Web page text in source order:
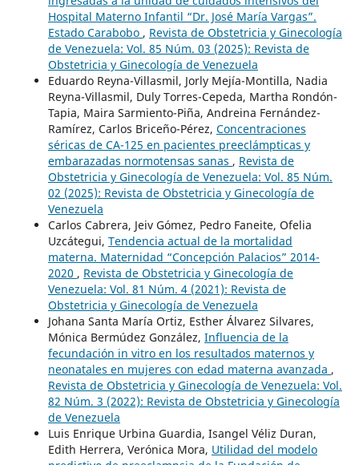
Hospital Materno Infantil “Dr. José María Vargas”.
Estado Carabobo , Revista de Obstetricia y Ginecología
de Venezuela: Vol. 85 Núm. 03 (2025): Revista de
Obstetricia y Ginecología de Venezuela
Eduardo Reyna-Villasmil, Jorly Mejía-Montilla, Nadia
Reyna-Villasmil, Duly Torres-Cepeda, Martha Rondón-
Tapia, Maira Sarmiento-Piña, Andreina Fernández-
Ramírez, Carlos Briceño-Pérez, Concentraciones
séricas de CA-125 en pacientes preeclámpticas y
embarazadas normotensas sanas , Revista de
Obstetricia y Ginecología de Venezuela: Vol. 85 Núm.
02 (2025): Revista de Obstetricia y Ginecología de
Venezuela
Carlos Cabrera, Jeiv Gómez, Pedro Faneite, Ofelia
Uzcátegui, Tendencia actual de la mortalidad
materna. Maternidad “Concepción Palacios” 2014-
2020 , Revista de Obstetricia y Ginecología de
Venezuela: Vol. 81 Núm. 4 (2021): Revista de
Obstetricia y Ginecología de Venezuela
Johana Santa María Ortiz, Esther Álvarez Silvares,
Mónica Bermúdez González, Influencia de la
fecundación in vitro en los resultados maternos y
neonatales en mujeres con edad materna avanzada ,
Revista de Obstetricia y Ginecología de Venezuela: Vol.
82 Núm. 3 (2022): Revista de Obstetricia y Ginecología
de Venezuela
Luis Enrique Urbina Guardia, Isangel Véliz Duran,
Edith Herrera, Verónica Mora, Utilidad del modelo